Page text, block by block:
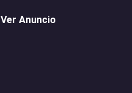
Ver Anuncio